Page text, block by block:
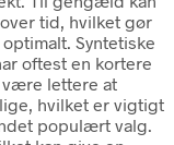
tid, hvilket gør
Syntetiske
oftest en kortere
være lettere at
hvilket er vigtigt
populært valg.